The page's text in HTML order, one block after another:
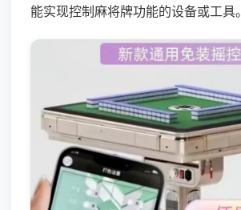
能实现控制麻将牌功能的设备或工具。